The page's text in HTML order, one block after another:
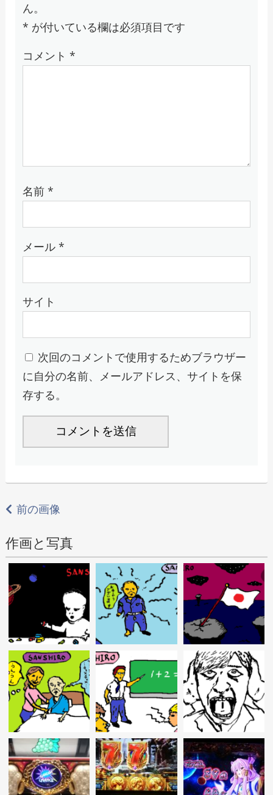
ん。
* が付いている欄は必須項目です
コメント *
名前 *
メール *
サイト
次回のコメントで使用するためブラウザー
に自分の名前、メールアドレス、サイトを保
存する。
前の画像
作画と写真